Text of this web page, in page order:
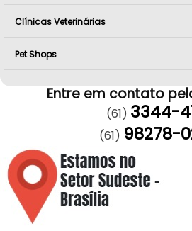
Clínicas Veterinárias
Pet Shops
Entre em contato
(61) 3344-
(61) 98278-